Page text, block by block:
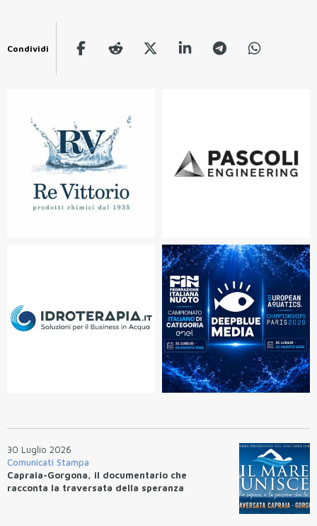
Condividi
30 Luglio 2026
Comunicati Stampa
Capraia-Gorgona, il documentario che
racconta la traversata della speranza